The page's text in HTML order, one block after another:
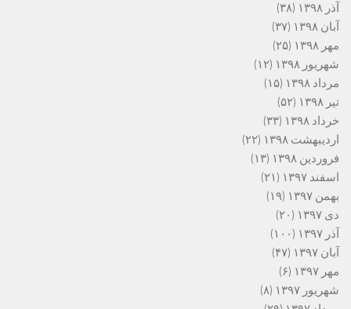
آذر ۱۳۹۸
(۳۸)
آبان ۱۳۹۸
(۳۷)
مهر ۱۳۹۸
(۲۵)
شهریور ۱۳۹۸
(۱۲)
مرداد ۱۳۹۸
(۱۵)
تیر ۱۳۹۸
(۵۲)
خرداد ۱۳۹۸
(۳۳)
اردیبهشت ۱۳۹۸
(۲۲)
فروردین ۱۳۹۸
(۱۳)
اسفند ۱۳۹۷
(۲۱)
بهمن ۱۳۹۷
(۱۹)
دی ۱۳۹۷
(۲۰)
آذر ۱۳۹۷
(۱۰۰)
آبان ۱۳۹۷
(۴۷)
مهر ۱۳۹۷
(۶)
شهریور ۱۳۹۷
(۸)